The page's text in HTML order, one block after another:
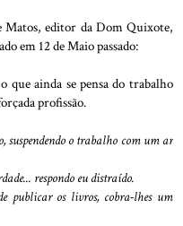
Matos, editor da Dom Quixote,
em 12 de Maio passado:
que ainda se pensa do trabalho
profissão.
suspendendo o trabalho com um ar
respondo eu distraído.
publicar os livros, cobra-lhes um